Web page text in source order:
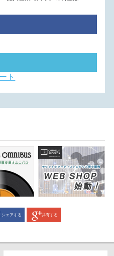
予約に関しましては 旧料金
す。
楽を楽しめる環境づくりを
江店 スタジオ料金改
之江店をご利用いただき、
持のコスト増加に伴い、
1 日(土)より
スタジオ料金
練習料金)の改定をさせてい
ト
シェアする 共有する